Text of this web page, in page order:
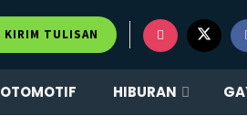
KIRIM TULISAN
OTOMOTIF HIBURAN